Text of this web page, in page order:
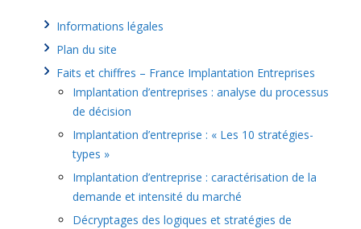
Informations légales
Plan du site
Faits et chiffres – France Implantation Entreprises
Implantation d’entreprises : analyse du processus
de décision
Implantation d’entreprise : « Les 10 stratégies-
types »
Implantation d’entreprise : caractérisation de la
demande et intensité du marché
Décryptages des logiques et stratégies de